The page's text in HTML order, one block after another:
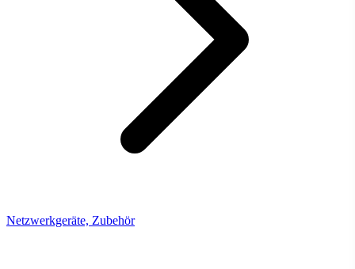
Netzwerkgeräte, Zubehör